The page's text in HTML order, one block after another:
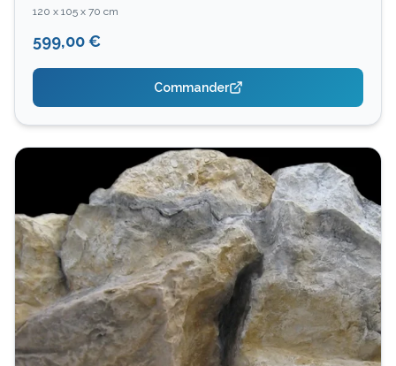
120 x 105 x 70 cm
599,00 €
Commander